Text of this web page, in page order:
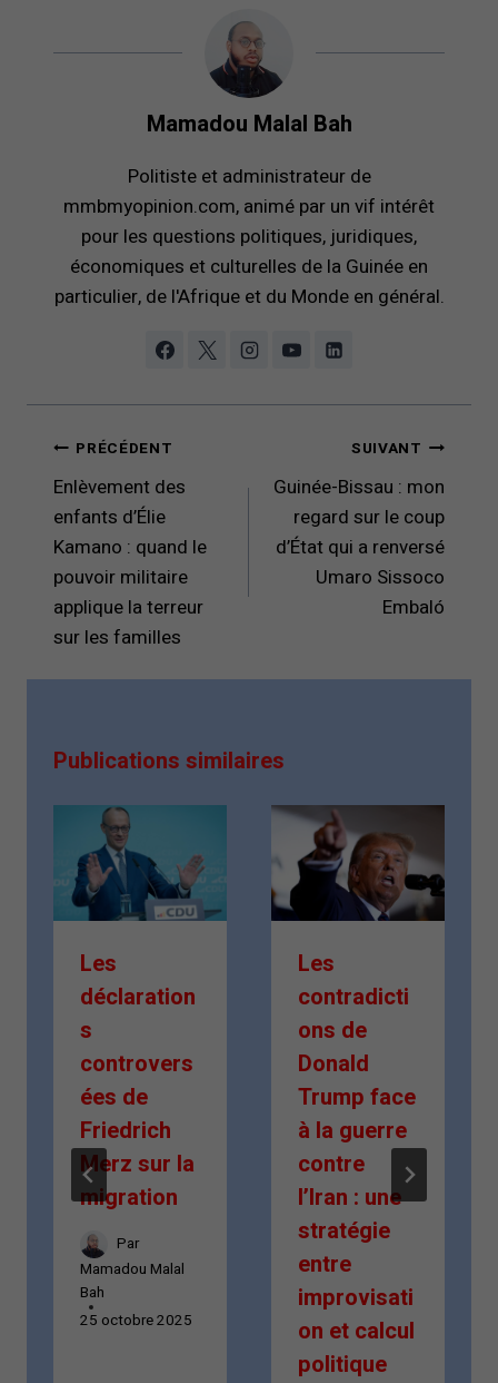
Mamadou Malal Bah
Politiste et administrateur de
mmbmyopinion.com, animé par un vif intérêt
pour les questions politiques, juridiques,
économiques et culturelles de la Guinée en
particulier, de l'Afrique et du Monde en général.
Navigation
de
l’article
PRÉCÉDENT
Enlèvement des
enfants d’Élie
Kamano : quand le
pouvoir militaire
applique la terreur
sur les familles
SUIVANT
Guinée-Bissau : mon
regard sur le coup
d’État qui a renversé
Umaro Sissoco
Embaló
Publications similaires
Les
déclaration
s
controvers
ées de
Friedrich
Merz sur la
migration
Par
Mamadou Malal
Bah
25 octobre 2025
Les
contradicti
ons de
Donald
Trump face
à la guerre
contre
l’Iran : une
stratégie
entre
improvisati
on et calcul
politique